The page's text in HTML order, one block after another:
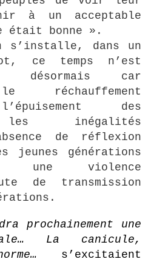
à un acceptable
était bonne ».
s’installe, dans un
ce temps n’est
désormais car
réchauffement
des
les inégalités
de réflexion
jeunes générations
une violence
de transmission
prochainement une
La canicule,
s’excitaient